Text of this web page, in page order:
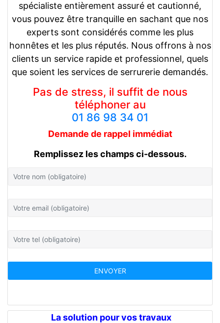
spécialiste entièrement assuré et cautionné,
vous pouvez être tranquille en sachant que nos
experts sont considérés comme les plus
honnêtes et les plus réputés. Nous offrons à nos
clients un service rapide et professionnel, quels
que soient les services de serrurerie demandés.
Pas de stress, il suffit de nous
téléphoner au
01 86 98 34 01
Demande de rappel immédiat
Remplissez les champs ci-dessous.
La solution pour vos travaux